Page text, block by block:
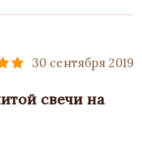
30 сентября 2019
свечи на